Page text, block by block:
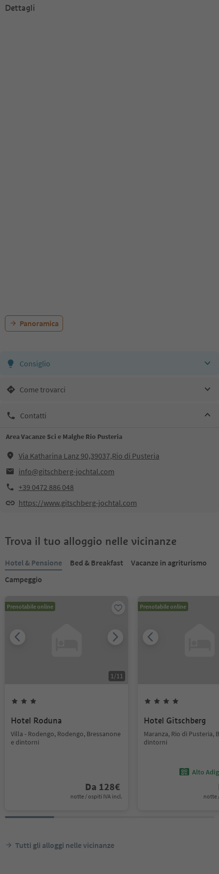
Dettagli
Panoramica
Consiglio
Come trovarci
Contatti
Area Vacanze Sci e Malghe Rio Pusteria
Via Katharina Lanz 90,39037,Rio di Pusteria
info@gitschberg-jochtal.com
+39 0472 886 048
https://www.gitschberg-jochtal.com
Trova il tuo alloggio nelle vicinanze
Hotel & Pensione Bed & Breakfast
Vacanze in agriturismo
Campeggio
Prenotabile online
1/11
Hotel Roduna
Villa - Rodengo, Rodengo, Bressanone
e dintorni
Da 128€
notte / ospiti IVA incl.
Prenotabile online
Hotel Gitschberg
Maranza, Rio di Pusteria,
dintorni
Alto
notte
Tutti gli alloggi nelle vicinanze